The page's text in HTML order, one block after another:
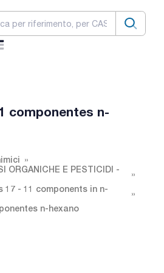
componentes n-
ORGANICHE E PESTICIDI -
17 - 11 components in n-
n-hexano